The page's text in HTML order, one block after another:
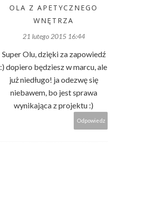
OLA Z APETYCZNEGO
WNĘTRZA
21 lutego 2015 16:44
Super Olu, dzięki za zapowiedź
:) dopiero będziesz w marcu, ale
już niedługo! ja odezwę się
niebawem, bo jest sprawa
wynikająca z projektu :)
Odpowiedz